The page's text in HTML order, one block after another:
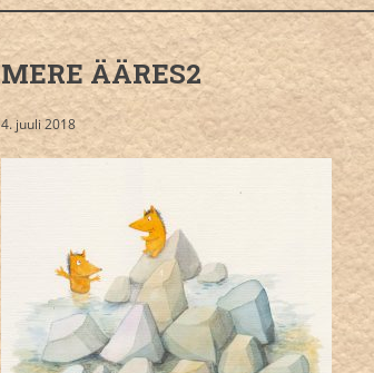
MERE ÄÄRES2
4. juuli 2018